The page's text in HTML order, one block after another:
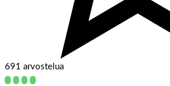
691 arvostelua